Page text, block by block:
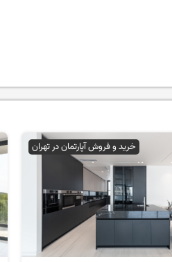
خرید و فروش آپارتمان در تهران